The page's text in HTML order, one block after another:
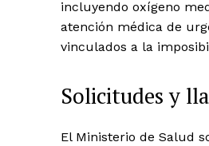
incluyendo oxígeno
atención médica de
vinculados a la
Solicitudes y
El Ministerio de Salud